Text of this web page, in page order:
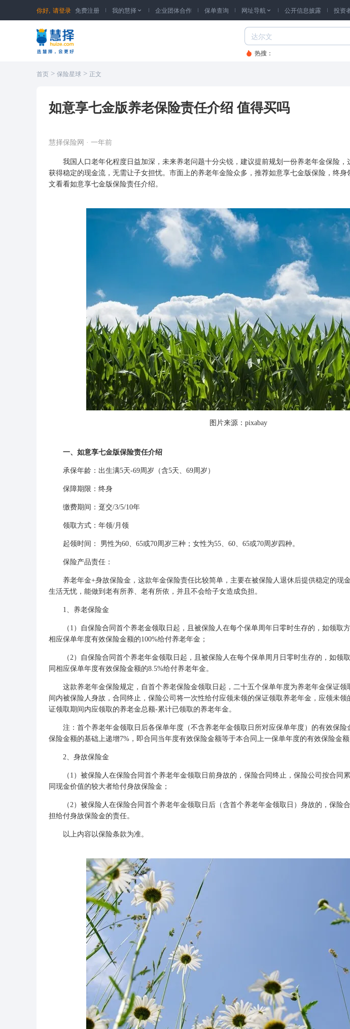
你好, 请登录 免费注册 我的慧择  企业团体合作 保单查询 网址导航  公开信息披露 投资
热搜：
首页 > 保险星球 > 正文
如意享七金版养老保险责任介绍 值得买吗
慧择保险网 · 一年前
我国人口老年化程度日益加深，未来养老问题十分尖锐，建议提前规划一份养老年金保险，
获得稳定的现金流，无需让子女担忧。市面上的养老年金险众多，推荐如意享七金版保险，终身
文看看如意享七金版保险责任介绍。
图片来源：pixabay
一、如意享七金版保险责任介绍
承保年龄：出生满5天-69周岁（含5天、69周岁）
保障期限：终身
缴费期间：趸交/3/5/10年
领取方式：年领/月领
起领时间： 男性为60、65或70周岁三种；女性为55、60、65或70周岁四种。
保险产品责任：
养老年金+身故保险金，这款年金保险责任比较简单，主要在被保险人退休后提供稳定的现
生活无忧，能做到老有所养、老有所依，并且不会给子女造成负担。
1、养老保险金
（1）自保险合同首个养老金领取日起，且被保险人在每个保单周年日零时生存的，如领取
相应保单年度有效保险金额的100%给付养老年金；
（2）自保险合同首个养老年金领取日起，且被保险人在每个保单周月日零时生存的，如领
同相应保单年度有效保险金额的8.5%给付养老年金。
这款养老年金保险规定，自首个养老保险金领取日起，二十五个保单年度为养老年金保证领
间内被保险人身故，合同终止，保险公司将一次性给付应领未领的保证领取养老年金，应领未领
证领取期间内应领取的养老金总额-累计已领取的养老年金。
注：首个养老年金领取日后各保单年度（不含养老年金领取日所对应保单年度）的有效保险
保险金额的基础上递增7%，即合同当年度有效保险金额等于本合同上一保单年度的有效保险金额
2、身故保险金
（1）被保险人在保险合同首个养老年金领取日前身故的，保险合同终止，保险公司按合同
同现金价值的较大者给付身故保险金；
（2）被保险人在保险合同首个养老年金领取日后（含首个养老年金领取日）身故的，保险
担给付身故保险金的责任。
以上内容以保险条款为准。